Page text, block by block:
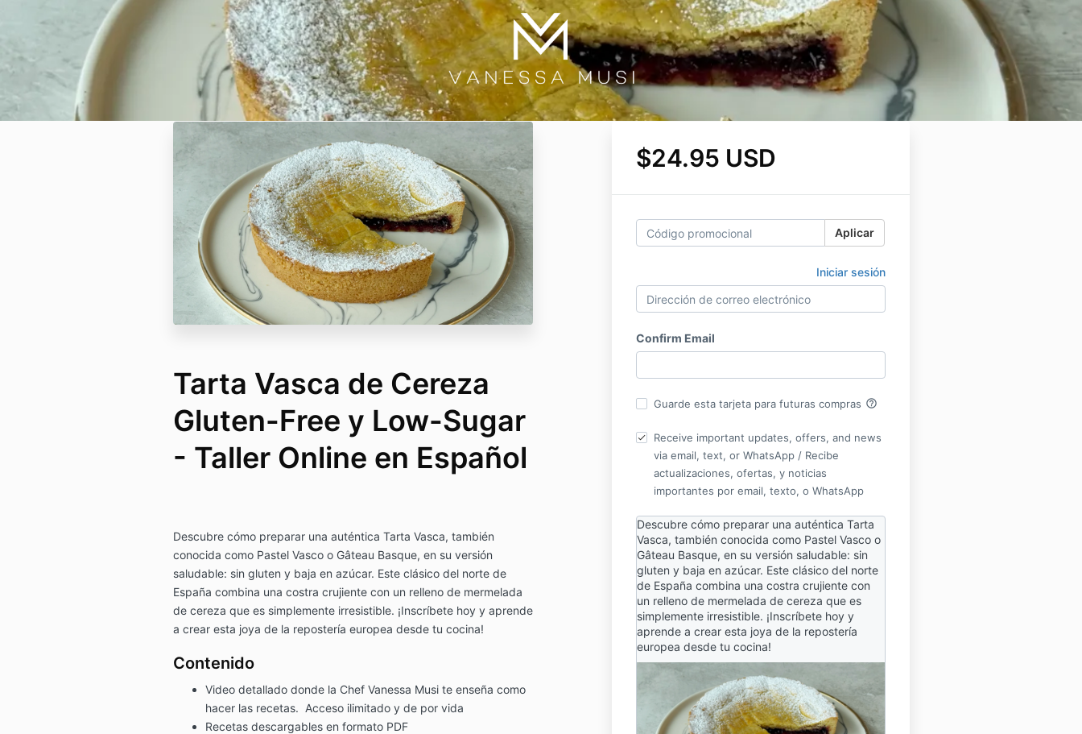
$24.95 USD
Aplicar
Iniciar sesión
Confirm Email
Guarde esta tarjeta para futuras compras help_outline
Receive important updates, offers, and news
via email, text, or WhatsApp / Recibe
actualizaciones, ofertas, y noticias
importantes por email, texto, o WhatsApp
Descubre cómo preparar una auténtica Tarta
Vasca, también conocida como Pastel Vasco o
Gâteau Basque, en su versión saludable: sin
gluten y baja en azúcar. Este clásico del norte
de España combina una costra crujiente con
un relleno de mermelada de cereza que es
simplemente irresistible. ¡Inscríbete hoy y
aprende a crear esta joya de la repostería
europea desde tu cocina!
Tarta Vasca de Cereza
Gluten-Free y Low-Sugar
- Taller Online en Español
Descubre cómo preparar una auténtica Tarta Vasca, también
conocida como Pastel Vasco o Gâteau Basque, en su versión
saludable: sin gluten y baja en azúcar. Este clásico del norte de
España combina una costra crujiente con un relleno de mermelada
de cereza que es simplemente irresistible. ¡Inscríbete hoy y aprende
a crear esta joya de la repostería europea desde tu cocina!
Contenido
Video detallado donde la Chef Vanessa Musi te enseña como
hacer las recetas. Acceso ilimitado y de por vida
Recetas descargables en formato PDF